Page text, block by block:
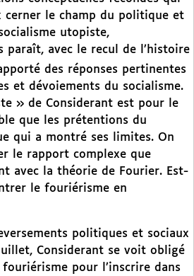
cerner le champ du politique et
utopiste,
paraît, avec le recul de l’histoire
des réponses pertinentes
et dévoiements du socialisme.
» de Considerant est pour le
que les prétentions du
qui a montré ses limites. On
le rapport complexe que
avec la théorie de Fourier. Est-
le fouriérisme en
politiques et sociaux
Considerant se voit obligé
pour l’inscrire dans